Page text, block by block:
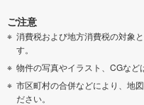
ご注意
消費税および地方消費税の対象
す。
物件の写真やイラスト、CGなど
市区町村の合併などにより、地
ださい。